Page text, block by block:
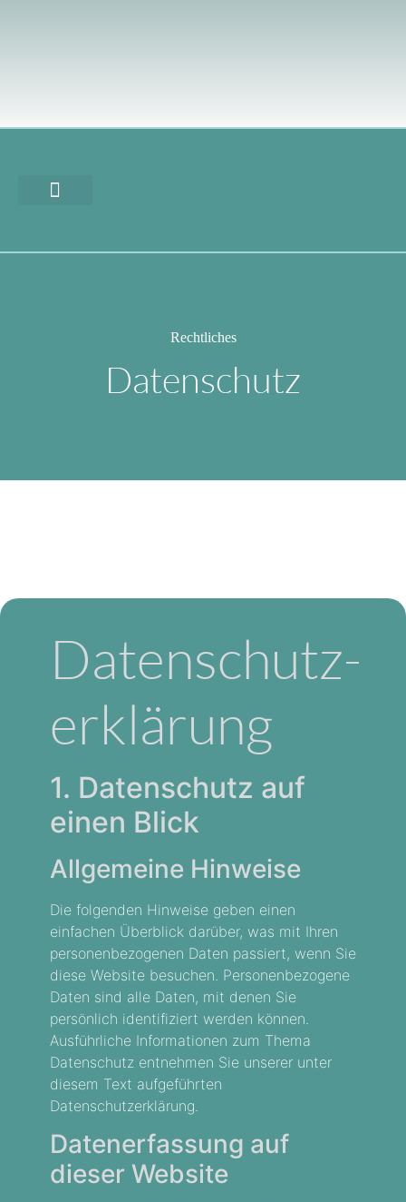
Rechtliches
Datenschutz
Datenschutz­
erklärung
1. Datenschutz auf
einen Blick
Allgemeine Hinweise
Die folgenden Hinweise geben einen
einfachen Überblick darüber, was mit Ihren
personenbezogenen Daten passiert, wenn Sie
diese Website besuchen. Personenbezogene
Daten sind alle Daten, mit denen Sie
persönlich identifiziert werden können.
Ausführliche Informationen zum Thema
Datenschutz entnehmen Sie unserer unter
diesem Text aufgeführten
Datenschutzerklärung.
Datenerfassung auf
dieser Website